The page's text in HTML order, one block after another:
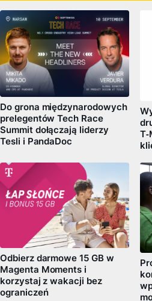
Do grona międzynarodowych
prelegentów Tech Race
Summit dołączają liderzy
Tesli i PandaDoc
Odbierz darmowe 15 GB w
Magenta Moments i
korzystaj z wakacji bez
ograniczeń